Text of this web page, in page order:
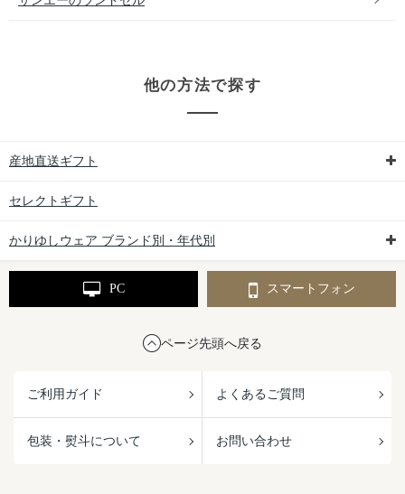
他の方法で探す
産地直送ギフト
セレクトギフト
かりゆしウェア ブランド別・年代別
PC スマートフォン
ページ先頭へ戻る
ご利用ガイド よくあるご質問
包装・熨斗について お問い合わせ